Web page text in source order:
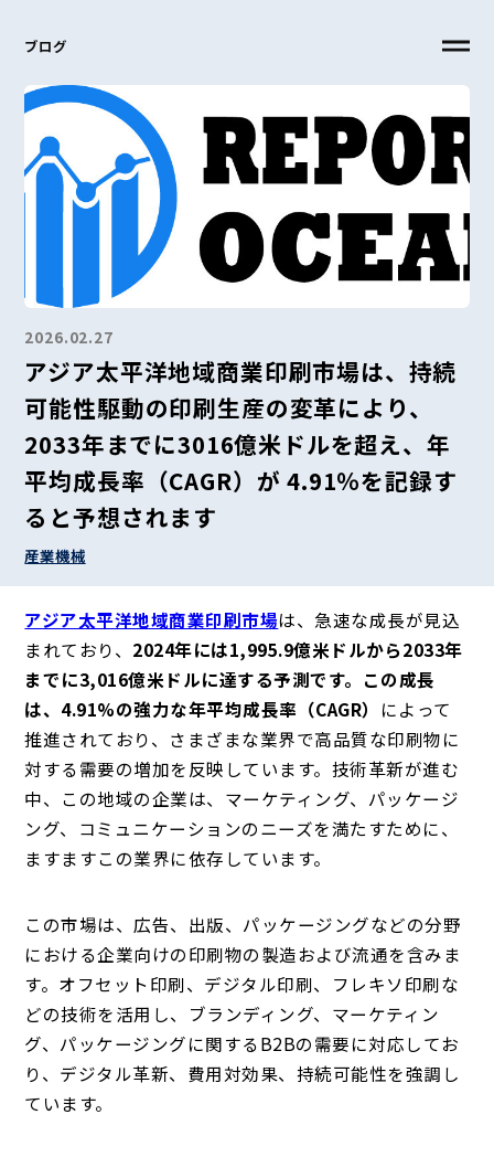
ブログ
2026.02.27
アジア太平洋地域商業印刷市場は、持続
可能性駆動の印刷生産の変革により、
2033年までに3016億米ドルを超え、年
平均成長率（CAGR）が 4.91％を記録す
ると予想されます
産業機械
アジア太平洋地域商業印刷市場は、急速な成長が見込
まれており、 2024年には1,995.9億米ドルから2033年
までに3,016億米ドルに達する予測です。この成長
は、4.91%の強力な年平均成長率（CAGR） によって
推進されており、さまざまな業界で高品質な印刷物に
対する需要の増加を反映しています。技術革新が進む
中、この地域の企業は、マーケティング、パッケージ
ング、コミュニケーションのニーズを満たすために、
ますますこの業界に依存しています。
この市場は、広告、出版、パッケージングなどの分野
における企業向けの印刷物の製造および流通を含みま
す。オフセット印刷、デジタル印刷、フレキソ印刷な
どの技術を活用し、ブランディング、マーケティン
グ、パッケージングに関するB2Bの需要に対応してお
り、デジタル革新、費用対効果、持続可能性を強調し
ています。